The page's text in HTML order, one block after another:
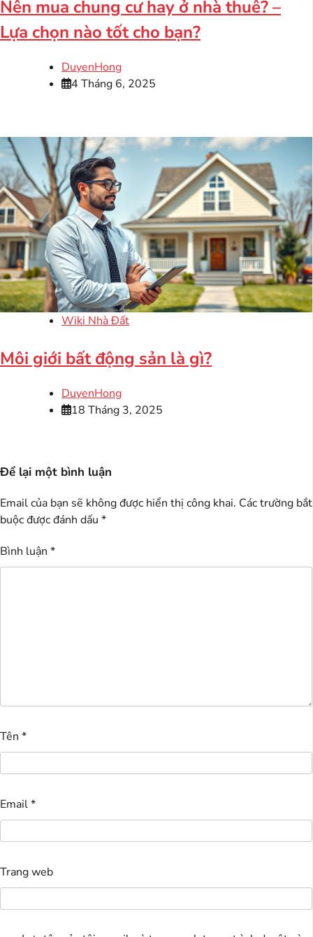
Nên mua chung cư hay ở nhà thuê? –
Lựa chọn nào tốt cho bạn?
DuyenHong
4 Tháng 6, 2025
Wiki Nhà Đất
Môi giới bất động sản là gì?
DuyenHong
18 Tháng 3, 2025
Để lại một bình luận
Email của bạn sẽ không được hiển thị công khai. Các trường bắt
buộc được đánh dấu *
Bình luận *
Tên *
Email*
Trang web